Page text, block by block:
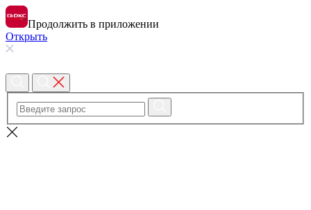
Продолжить в приложении
Открыть